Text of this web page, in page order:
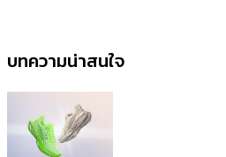
บทความน่าสนใจ